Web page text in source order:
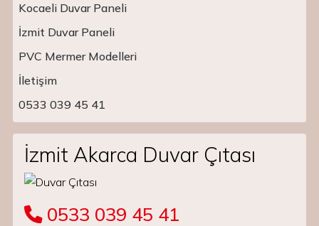
Main Navigation
Kocaeli Duvar Paneli
İzmit Duvar Paneli
PVC Mermer Modelleri
İletişim
0533 039 45 41
İzmit Akarca Duvar Çıtası
0533 039 45 41